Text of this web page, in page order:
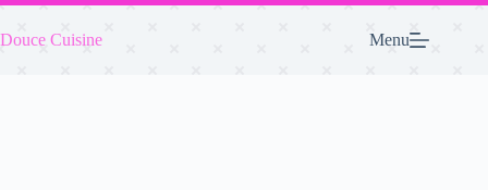
Passer
contenu
Douce Cuisine Menu